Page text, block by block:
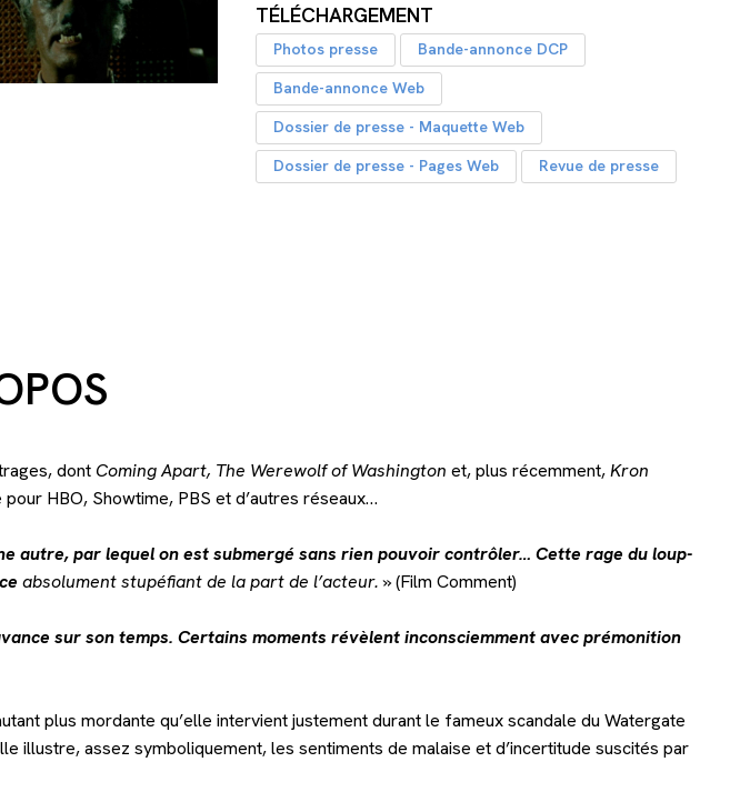
TÉLÉCHARGEMENT
Photos presse
Bande-annonce DCP
Bande-annonce Web
Dossier de presse - Maquette Web
Dossier de presse - Pages Web
Revue de presse
dont Coming Apart, The Werewolf of Washington et, plus récemment,Kron
HBO, Showtime, PBS et d’autres réseaux…
autre, par lequel on est submergé sans rien pouvoir contrôler… Cette rage du loup-
absolument stupéfiant de la part de l’acteur. »(Film Comment)
sur son temps. Certains moments révèlent inconsciemment avec prémonition
plus mordante qu’elle intervient justement durant le fameux scandale du Watergate
illustre, assez symboliquement, les sentiments de malaise et d’incertitude suscités par